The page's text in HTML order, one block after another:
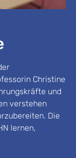
Christine
und
verstehen
Die
lernen,